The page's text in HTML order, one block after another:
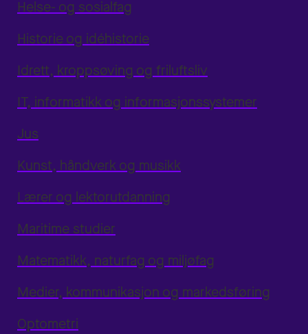
Helse- og sosialfag
Historie og idéhistorie
Idrett, kroppsøving og friluftsliv
IT, informatikk og informasjonssystemer
Jus
Kunst, håndverk og musikk
Lærer og lektorutdanning
Maritime studier
Matematikk, naturfag og miljøfag
Medier, kommunikasjon og markedsføring
Optometri